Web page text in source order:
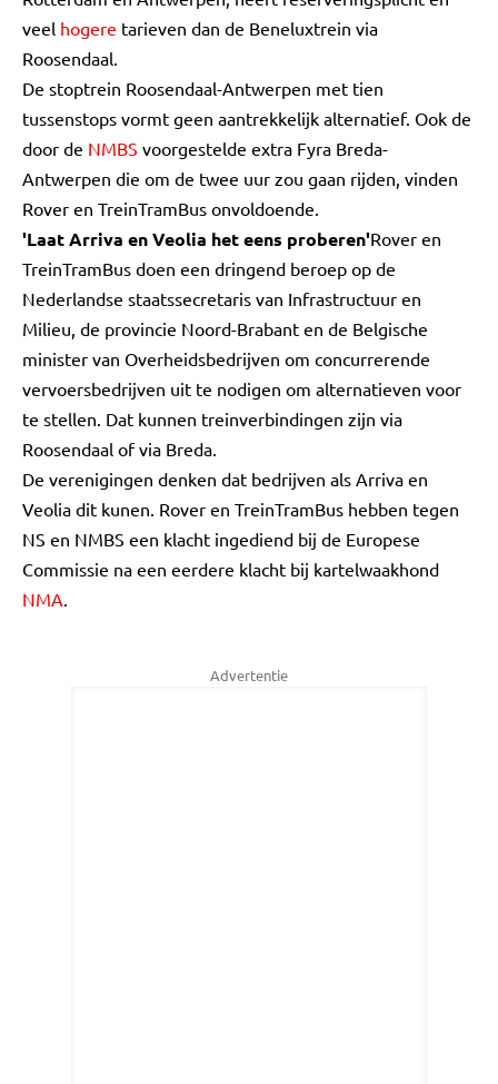
veel hogere tarieven dan de Beneluxtrein via
Roosendaal.
De stoptrein Roosendaal-Antwerpen met tien
tussenstops vormt geen aantrekkelijk alternatief. Ook de
door de NMBS voorgestelde extra Fyra Breda-
Antwerpen die om de twee uur zou gaan rijden, vinden
Rover en TreinTramBus onvoldoende.
'Laat Arriva en Veolia het eens proberen'Rover en
TreinTramBus doen een dringend beroep op de
Nederlandse staatssecretaris van Infrastructuur en
Milieu, de provincie Noord-Brabant en de Belgische
minister van Overheidsbedrijven om concurrerende
vervoersbedrijven uit te nodigen om alternatieven voor
te stellen. Dat kunnen treinverbindingen zijn via
Roosendaal of via Breda.
De verenigingen denken dat bedrijven als Arriva en
Veolia dit kunen. Rover en TreinTramBus hebben tegen
NS en NMBS een klacht ingediend bij de Europese
Commissie na een eerdere klacht bij kartelwaakhond
NMA.
Advertentie